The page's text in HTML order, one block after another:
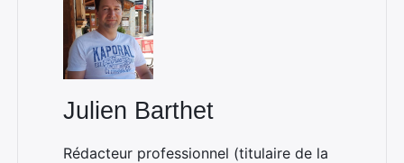
Julien Barthet
Rédacteur professionnel (titulaire de la